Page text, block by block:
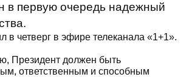
в первую очередь надежный
в четверг в эфире телеканала «1+1».
Президент должен быть
ответственным и способным